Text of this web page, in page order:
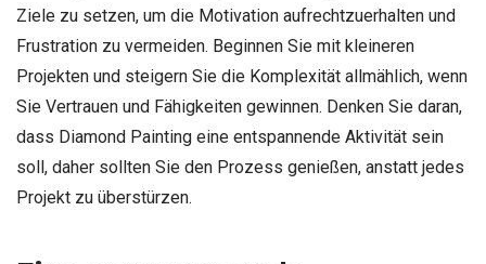
Ziele zu setzen, um die Motivation aufrechtzuerhalten und
Frustration zu vermeiden. Beginnen Sie mit kleineren
Projekten und steigern Sie die Komplexität allmählich, wenn
Sie Vertrauen und Fähigkeiten gewinnen. Denken Sie daran,
dass Diamond Painting eine entspannende Aktivität sein
soll, daher sollten Sie den Prozess genießen, anstatt jedes
Projekt zu überstürzen.